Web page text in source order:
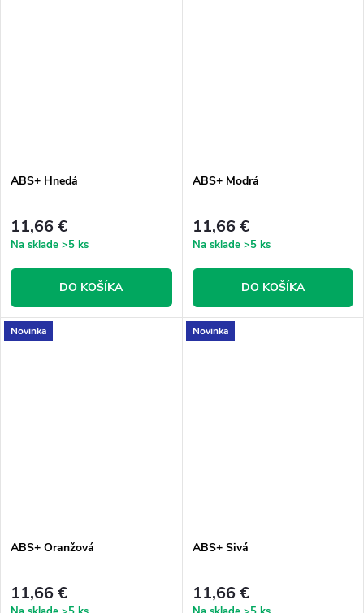
ABS+ Hnedá
11,66 €
Na sklade >5 ks
DO KOŠÍKA
ABS+ Modrá
11,66 €
Na sklade >5 ks
DO KOŠÍKA
Novinka
ABS+ Oranžová
11,66 €
Novinka
ABS+ Sivá
11,66 €